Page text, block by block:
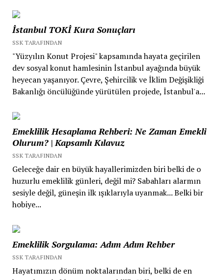
İstanbul TOKİ Kura Sonuçları
SSK TARAFINDAN
"Yüzyılın Konut Projesi" kapsamında hayata geçirilen
dev sosyal konut hamlesinin İstanbul ayağında büyük
heyecan yaşanıyor. Çevre, Şehircilik ve İklim Değişikliği
Bakanlığı öncülüğünde yürütülen projede, İstanbul'a...
Emeklilik Hesaplama Rehberi: Ne Zaman Emekli
Olurum? | Kapsamlı Kılavuz
SSK TARAFINDAN
Geleceğe dair en büyük hayallerimizden biri belki de o
huzurlu emeklilik günleri, değil mi? Sabahları alarmın
sesiyle değil, güneşin ilk ışıklarıyla uyanmak... Belki bir
hobiye...
Emeklilik Sorgulama: Adım Adım Rehber
SSK TARAFINDAN
Hayatımızın dönüm noktalarından biri, belki de en